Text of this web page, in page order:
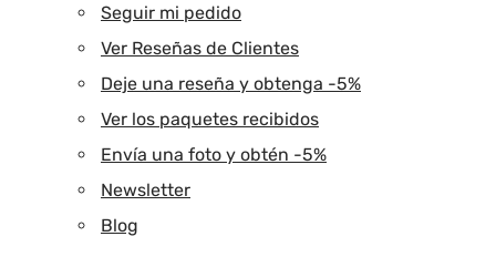
Seguir mi pedido
Ver Reseñas de Clientes
Deje una reseña y obtenga -5%
Ver los paquetes recibidos
Envía una foto y obtén -5%
Newsletter
Blog